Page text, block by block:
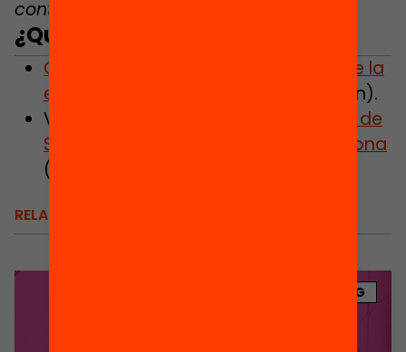
contenidos!
¿Quieres saber más?
Consulta el informe de resultados de la
evaluación de la escuela
(en catalán).
Visita la
web de la Escuela Municipal de
Segundas Oportunidades de Barcelona
(en catalán).
RELACIONADOS
BLOG